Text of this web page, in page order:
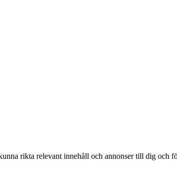
rikta relevant innehåll och annonser till dig och